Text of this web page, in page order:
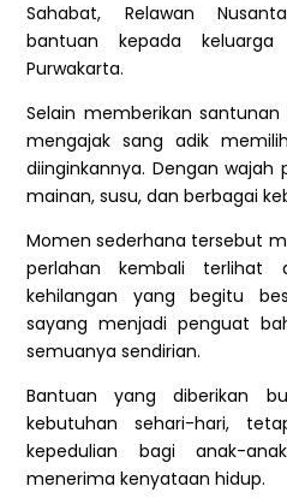
Sahabat, Relawan
bantuan kepada
Purwakarta.
Selain memberikan
mengajak sang adik
diinginkannya. Dengan
mainan, susu, dan berbagai
Momen sederhana tersebut
perlahan kembali terlihat
kehilangan yang begitu
sayang menjadi penguat
semuanya sendirian.
Bantuan yang diberikan
kebutuhan sehari-hari,
kepedulian bagi anak-
menerima kenyataan hidup.